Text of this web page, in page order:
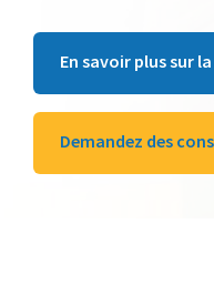
En savoir plus sur
Demandez des